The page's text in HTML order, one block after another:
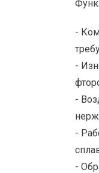
-
-
-
-
-